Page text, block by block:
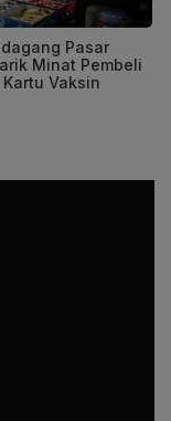
Pasar
Minat Pembeli
Vaksin